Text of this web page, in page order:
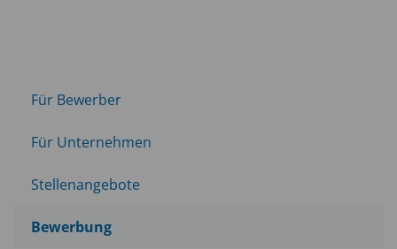
Für Bewerber
Für Unternehmen
Stellenangebote
Bewerbung